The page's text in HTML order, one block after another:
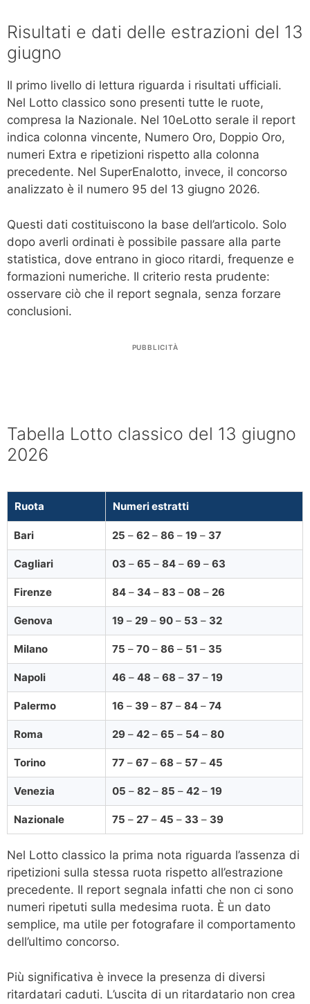
Risultati e dati delle estrazioni del 13
giugno
Il primo livello di lettura riguarda i risultati ufficiali.
Nel Lotto classico sono presenti tutte le ruote,
compresa la Nazionale. Nel 10eLotto serale il report
indica colonna vincente, Numero Oro, Doppio Oro,
numeri Extra e ripetizioni rispetto alla colonna
precedente. Nel SuperEnalotto, invece, il concorso
analizzato è il numero 95 del 13 giugno 2026.
Questi dati costituiscono la base dell’articolo. Solo
dopo averli ordinati è possibile passare alla parte
statistica, dove entrano in gioco ritardi, frequenze e
formazioni numeriche. Il criterio resta prudente:
osservare ciò che il report segnala, senza forzare
conclusioni.
PUBBLICITÀ
Tabella Lotto classico del 13 giugno
2026
Ruota Numeri estratti
Bari 25 – 62 – 86 – 19 – 37
Cagliari 03 – 65 – 84 – 69 – 63
Firenze 84 – 34 – 83 – 08 – 26
Genova 19 – 29 – 90 – 53 – 32
Milano 75 – 70 – 86 – 51 – 35
Napoli 46 – 48 – 68 – 37 – 19
Palermo 16 – 39 – 87 – 84 – 74
Roma 29 – 42 – 65 – 54 – 80
Torino 77 – 67 – 68 – 57 – 45
Venezia 05 – 82 – 85 – 42 – 19
Nazionale 75 – 27 – 45 – 33 – 39
Nel Lotto classico la prima nota riguarda l’assenza di
ripetizioni sulla stessa ruota rispetto all’estrazione
precedente. Il report segnala infatti che non ci sono
numeri ripetuti sulla medesima ruota. È un dato
semplice, ma utile per fotografare il comportamento
dell’ultimo concorso.
Più significativa è invece la presenza di diversi
ritardatari caduti. L’uscita di un ritardatario non crea